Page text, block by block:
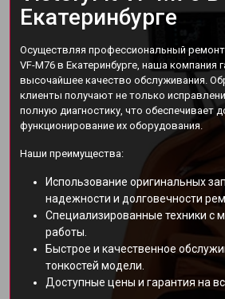
Екатеринбурге
Осуществляя профессиональный
VF-M76 в Екатеринбурге, наша компания
высочайшее качество обслуживания.
клиенты получают не только
полную диагностику, что обеспечивает
функционирование их оборудования.
Наши преимущества:
Использование оригинальных
надежности и долговечности
Специализированные техники с
работы.
Быстрое и качественное
тонкостей модели.
Доступные цены и гарантия на